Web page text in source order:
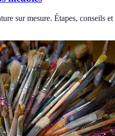
sur mesure. Étapes, conseils